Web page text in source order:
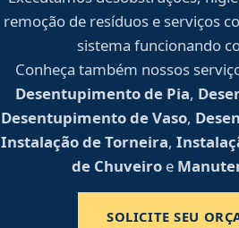
remoção de resíduos e serviços
sistema funcionando
Conheça também nossos
Desentupimento de Pia,
Desentupimento de Vaso,
Instalação de Torneira,
de Chuveiro e
SOLICITE SEU